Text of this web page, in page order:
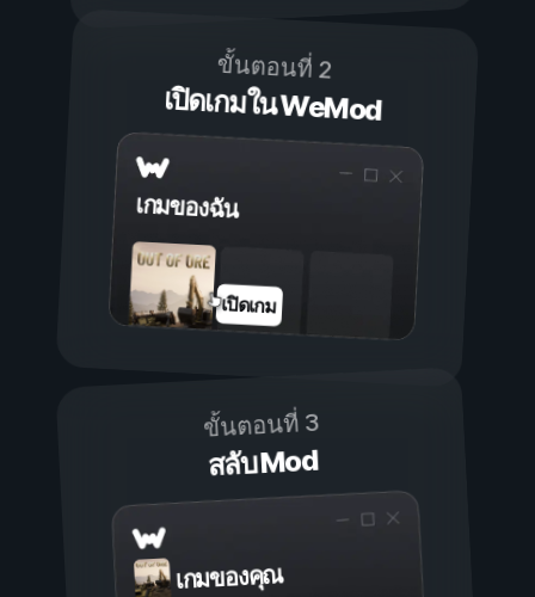
ขั้นตอนที่ 2
เปิดเกมใน WeMod
เกมของฉัน
เปิดเกม
ขั้นตอนที่ 3
สลับ Mod
เกมของคุณ